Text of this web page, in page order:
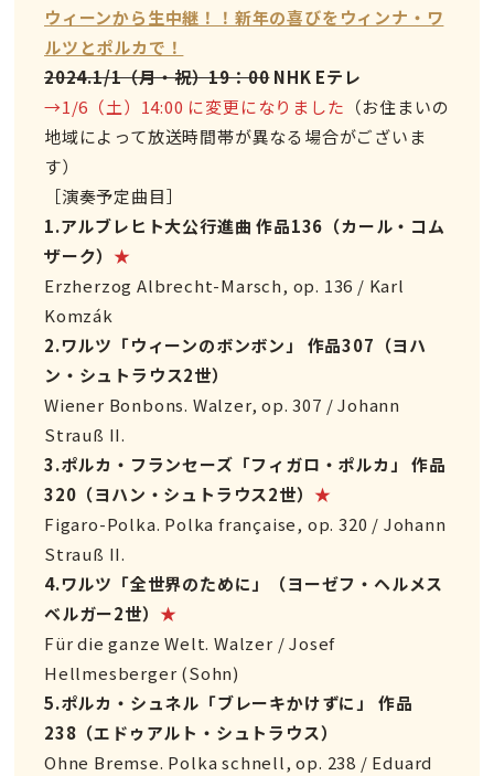
ウィーンから生中継！！新年の喜びをウィンナ・ワ
ルツとポルカで！
2024.1/1（月・祝）19：00 NHK Eテレ
→1/6（土）14:00 に変更になりました （お住まいの
地域によって放送時間帯が異なる場合がございま
す）
［演奏予定曲目］
1.アルブレヒト大公行進曲 作品136（カール・コム
ザーク） ★
Erzherzog Albrecht-Marsch, op. 136 / Karl
Komzák
2.ワルツ「ウィーンのボンボン」 作品307（ヨハ
ン・シュトラウス2世）
Wiener Bonbons. Walzer, op. 307 / Johann
Strauß II.
3.ポルカ・フランセーズ「フィガロ・ポルカ」 作品
320（ヨハン・シュトラウス2世） ★
Figaro-Polka. Polka française, op. 320 / Johann
Strauß II.
4.ワルツ「全世界のために」（ヨーゼフ・ヘルメス
ベルガー2世） ★
Für die ganze Welt. Walzer / Josef
Hellmesberger (Sohn)
5.ポルカ・シュネル「ブレーキかけずに」 作品
238（エドゥアルト・シュトラウス）
Ohne Bremse. Polka schnell, op. 238 / Eduard